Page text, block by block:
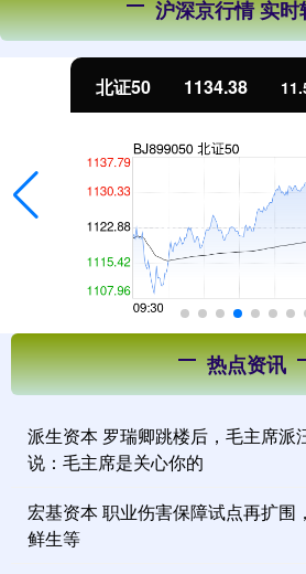
沪深京行情 实时
北证50 1134.38
热点资讯
派生资本 罗瑞卿跳楼后，毛主席派
说：毛主席是关心你的
宏基资本 职业伤害保障试点再扩围
鲜生等